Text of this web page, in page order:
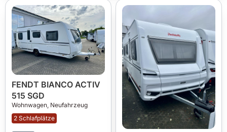
FENDT BIANCO ACTIV
515 SGD
Wohnwagen, Neufahrzeug
2 Schlafplätze